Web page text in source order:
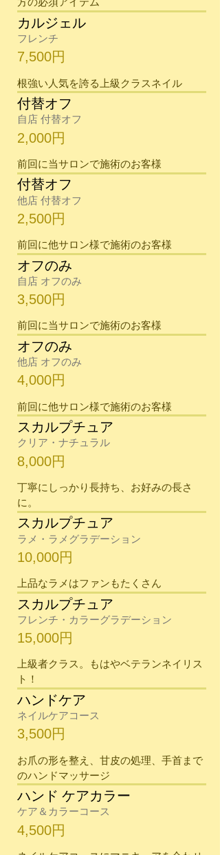
カルジェル
フレンチ
7,500円
​根強い人気を誇る上級クラスネイル
付替オフ
自店 付替オフ
2,000円
​前回に当サロンで施術のお客様
付替オフ
他店 付替オフ
2,500円
​前回に他サロン様で施術のお客様
オフのみ
自店 オフのみ
3,500円
​前回に当サロンで施術のお客様
オフのみ
他店 オフのみ
4,000円
​前回に他サロン様で施術のお客様
スカルプチュア
クリア・ナチュラル
8,000円
​丁寧にしっかり長持ち、お好みの長さ
に。
スカルプチュア
ラメ・ラメグラデーション
10,000円
​上品なラメはファンもたくさん
スカルプチュア
フレンチ・カラーグラデーション
15,000円
​上級者クラス。もはやベテランネイリス
ト！
ハンドケア
ネイルケアコース
3,500円
​お爪の形を整え、甘皮の処理、手首まで
のハンドマッサージ
ハンド ケアカラー
ケア＆カラーコース
4,500円